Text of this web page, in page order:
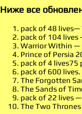
Ниже все
pack of 48 lives—
pack of 104 lives
Warrior Within —
Prince of Persia
pack of 4 lives75
pack of 600
The Forgotten
The Sands of
pack of 22 lives
The Two